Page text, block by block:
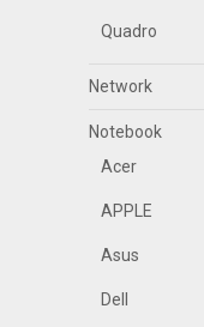
Quadro
Network
Notebook
Acer
APPLE
Asus
Dell